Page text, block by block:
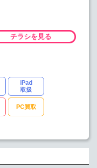
チラシを見る
iPad
取扱
PC買取